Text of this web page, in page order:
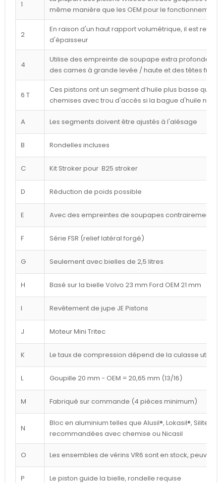
1
même manière que les OEM pour le fonctionnement
2
En raison d'un haut rapport volumétrique, il est
d'épaisseur
4
Utilise des empreinte de soupape extra profondes
des cames à grande levée / haute et des têtes
6 T
Ces pistons ont un segment d’huile plus basse que
chemises avec trou d'accès si la bague d'huile
A Les segments doivent être ajustés à l'alésage
B Rondelles incluses
C Kit Stroker pour B25 stroker
D Réduction de poids possible
E Avec des empreintes de soupapes contrairement à
F Série FSR (relief latéral forgé)
G Seulement avec bielles de 2,5 litres
H Basé sur la bielle Volvo 23 mm Ford OEM 21 mm
I Revêtement de jupe JE Pistons
J Moteur Mini Tritec
K Le taux de compression dépend de la culasse
L Goupille 20 mm - OEM = 20,65 mm (13/16)
M Fabriqué sur commande (4 pièces minimum)
N
Bloc en aluminium telles que Alusil®, Lokasil®, Silitec®,
recommandées avec chemise ou Nicasil
O Les ensembles de vérins VR6 sont en stock, peuvent
P Le piston guide la bielle, rondelle requise